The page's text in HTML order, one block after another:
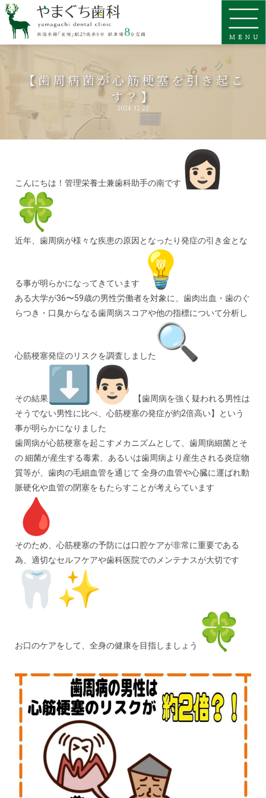
【歯周病菌が心筋梗塞を引き起こ
す？】
2024.12.22
こんにちは！管理栄養士兼歯科助手の南です
近年、歯周病が様々な疾患の原因となったり発症の引き金とな
る事が明らかになってきています
ある大学が36〜59歳の男性労働者を対象に、歯肉出血・歯のぐ
らつき・口臭からなる歯周病スコアや他の指標について分析し
心筋梗塞発症のリスクを調査しました
その結果
【歯周病を強く疑われる男性は
そうでない男性に比べ、心筋梗塞の発症が約2倍高い】という
事が明らかになりました
歯周病が心筋梗塞を起こすメカニズムとして、歯周病細菌とそ
の 細菌が産生する毒素、あるいは歯周病より産生される炎症物
質等が、歯肉の毛細血管を通じて 全身の血管や心臓に運ばれ動
脈硬化や血管の閉塞をもたらすことが考えらています
そのため、心筋梗塞の予防には口腔ケアが非常に重要である
為、適切なセルフケアや歯科医院でのメンテナスが大切です
お口のケアをして、全身の健康を目指しましょう